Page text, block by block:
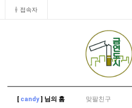
접속자
[ candy ] 님의 홈 맞팔친구